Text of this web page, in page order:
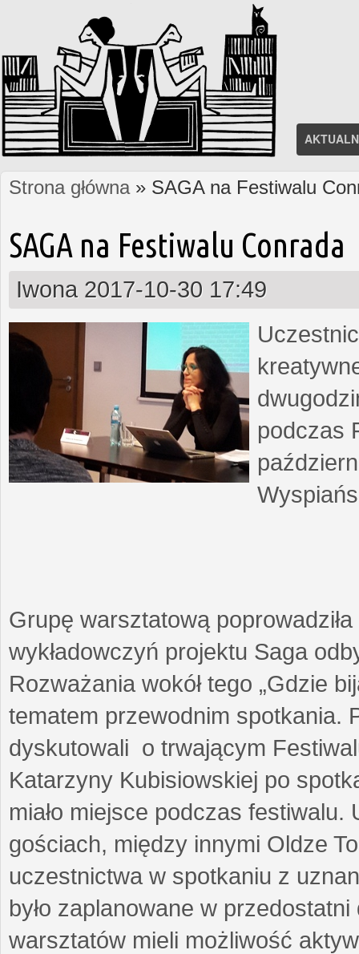
Jesteś tutaj
Strona główna» SAGA na Festiwalu
SAGA na Festiwalu Conrada
Iwona 2017-10-30 17:49
podczas
Grupę warsztatową
wykładowczyń projektu Saga
Rozważania wokół tego „Gdzie
tematem przewodnim spotkania.
dyskutowali o trwającym
Katarzyny Kubisiowskiej po
miało miejsce podczas
gościach, między innymi Oldze
uczestnictwa w spotkaniu z
było zaplanowane w
warsztatów mieli możliwość